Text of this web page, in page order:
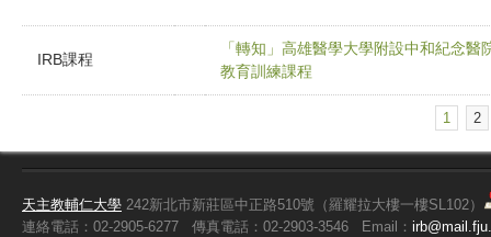
IRB課程
「轉知」高雄醫學大學附設中和紀念
教育訓練課程
1 2
天主教輔仁大學 242新北市新莊區中正路510號（羅耀拉大樓一樓SL102）
連絡電話：02-2905-6277
傳真電話：02-2903-3546 Email：